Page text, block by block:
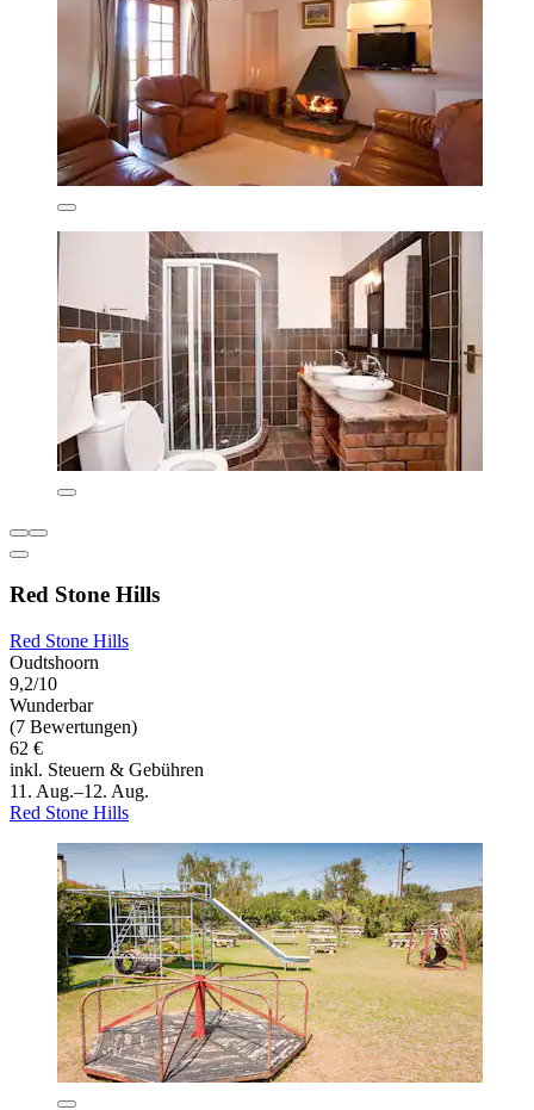
Red Stone Hills
Red Stone Hills
Oudtshoorn
9,2/10
Wunderbar
(7 Bewertungen)
62 €
inkl. Steuern & Gebühren
11. Aug.–12. Aug.
Red Stone Hills